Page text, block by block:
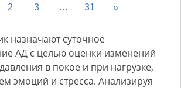
2 3 … 31 »
назначают суточное
АД с целью оценки изменений
в покое и при нагрузке,
эмоций и стресса. Анализируя